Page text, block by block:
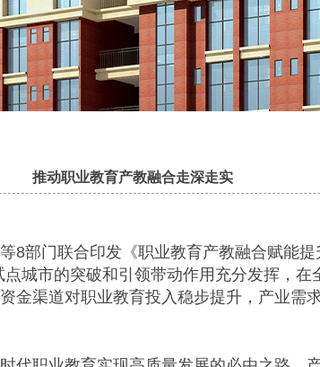
推动职业教育产教融合走深走实
8部门联合印发《职业教育产教融合赋能
城市的突破和引领带动作用充分发挥，
金渠道对职业教育投入稳步提升，产业需